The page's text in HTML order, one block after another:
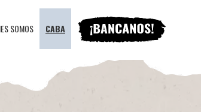
SOMOS CABA